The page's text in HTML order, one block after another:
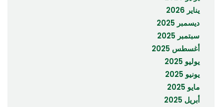
يناير 2026
ديسمبر 2025
سبتمبر 2025
أغسطس 2025
يوليو 2025
يونيو 2025
مايو 2025
أبريل 2025